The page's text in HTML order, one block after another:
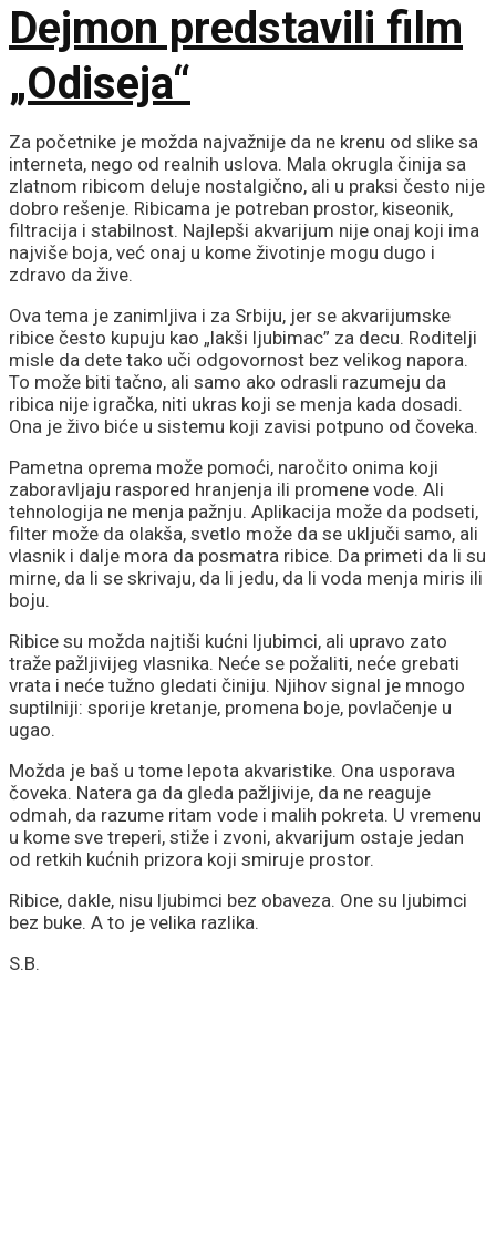
Dejmon predstavili film
„Odiseja“
Za početnike je možda najvažnije da ne krenu od slike sa
interneta, nego od realnih uslova. Mala okrugla činija sa
zlatnom ribicom deluje nostalgično, ali u praksi često nije
dobro rešenje. Ribicama je potreban prostor, kiseonik,
filtracija i stabilnost. Najlepši akvarijum nije onaj koji ima
najviše boja, već onaj u kome životinje mogu dugo i
zdravo da žive.
Ova tema je zanimljiva i za Srbiju, jer se akvarijumske
ribice često kupuju kao „lakši ljubimac” za decu. Roditelji
misle da dete tako uči odgovornost bez velikog napora.
To može biti tačno, ali samo ako odrasli razumeju da
ribica nije igračka, niti ukras koji se menja kada dosadi.
Ona je živo biće u sistemu koji zavisi potpuno od čoveka.
Pametna oprema može pomoći, naročito onima koji
zaboravljaju raspored hranjenja ili promene vode. Ali
tehnologija ne menja pažnju. Aplikacija može da podseti,
filter može da olakša, svetlo može da se uključi samo, ali
vlasnik i dalje mora da posmatra ribice. Da primeti da li su
mirne, da li se skrivaju, da li jedu, da li voda menja miris ili
boju.
Ribice su možda najtiši kućni ljubimci, ali upravo zato
traže pažljivijeg vlasnika. Neće se požaliti, neće grebati
vrata i neće tužno gledati činiju. Njihov signal je mnogo
suptilniji: sporije kretanje, promena boje, povlačenje u
ugao.
Možda je baš u tome lepota akvaristike. Ona usporava
čoveka. Natera ga da gleda pažljivije, da ne reaguje
odmah, da razume ritam vode i malih pokreta. U vremenu
u kome sve treperi, stiže i zvoni, akvarijum ostaje jedan
od retkih kućnih prizora koji smiruje prostor.
Ribice, dakle, nisu ljubimci bez obaveza. One su ljubimci
bez buke. A to je velika razlika.
S.B.